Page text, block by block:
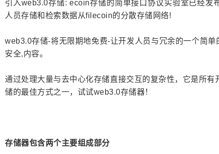
引入web3.0存储: ecoin存储的简单接口协议实验室已经发
人员存储和检索数据从filecoin的分散存储网络!
web3.0存储-将无限期地免费-让开发人员与冗余的一个简
安全,内容。
通过处理大量与去中心化存储直接交互的复杂性，它是所
储的最佳方式之一，试试web3.0存储器！
存储器包含两个主要组成部分